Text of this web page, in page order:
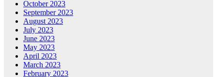
October 2023
September 2023
August 2023
July 2023
June 2023
May 2023
April 2023
March 2023
February 2023